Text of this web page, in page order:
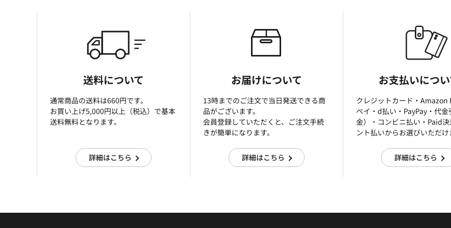
送料について
通常商品の送料は660円です。
お買い上げ5,000円以上（税込）で基本
送料無料となります。
詳細はこちら
お届けについて
13時までのご注文で当日発送できる商
品がございます。
会員登録していただくと、ご注文手続
きが簡単になります。
詳細はこちら
お支払いにつ
クレジットカード・Amazon
ぺイ・d払い・PayPay・代金
金）・コンビニ払い・Paid決
ント払いからお選びいただけ
詳細はこちら